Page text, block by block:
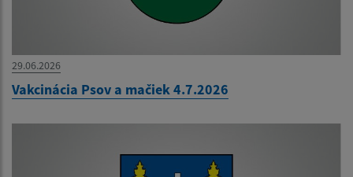
29.06.2026
Vakcinácia Psov a mačiek 4.7.2026